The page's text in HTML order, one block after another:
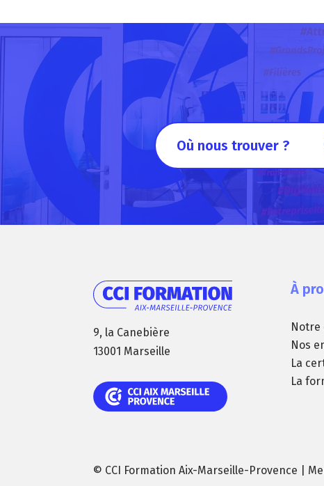
Où nous trouver ?
9, la Canebière
13001 Marseille
À
Notre
Nos
La
La
© CCI Formation Aix-Marseille-Provence |